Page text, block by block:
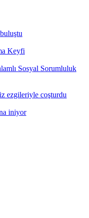
Keyfi
Sosyal Sorumluluk
ezgileriyle coşturdu
iniyor